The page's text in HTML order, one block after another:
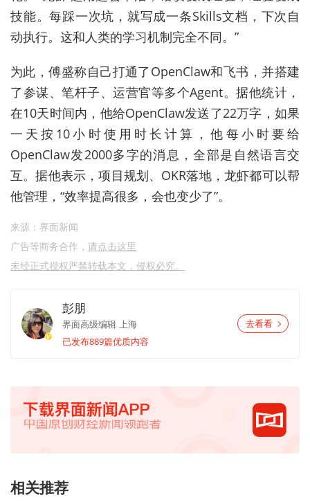
技能。每踩一次坑，就写成一条Skills文档，下次自
动执行。这和人类的学习机制完全不同。 ”
为此，傅盛称自己打通了OpenClaw和飞书，并搭建
了参谋、笔杆子、运营官等多个Agent。据他统计，
在10天时间内，他给OpenClaw发送了22万字，如果
一天按 10小时使用时长计算，他每小时要给
OpenClaw发2000多字的消息，全部是自然语言交
互。据他表示，项目规划、 OKR落地，龙虾都可以帮
他管理， “效率提高很多，会也变少了”。
来源：界面新闻
广告等商务合作， 请点击这里
未经正式授权严禁转载本文，侵权必究。
彭朋
界面高级编辑 上海
已发布889篇优质内容
去看看
相关推荐